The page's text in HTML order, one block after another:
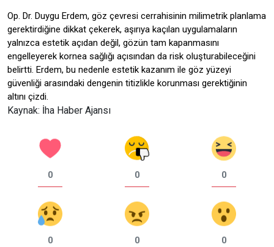
Op. Dr. Duygu Erdem, göz çevresi cerrahisinin milimetrik planlama
gerektirdiğine dikkat çekerek, aşırıya kaçılan uygulamaların
yalnızca estetik açıdan değil, gözün tam kapanmasını
engelleyerek kornea sağlığı açısından da risk oluşturabileceğini
belirtti. Erdem, bu nedenle estetik kazanım ile göz yüzeyi
güvenliği arasındaki dengenin titizlikle korunması gerektiğinin
altını çizdi.
Kaynak: İha Haber Ajansı
0 0 0
0 0 0